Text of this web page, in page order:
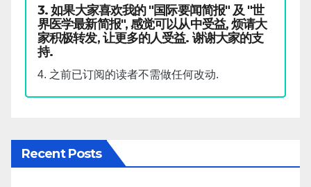
3. 如果大家喜欢我的 "国际要闻简报" 及 "世
界医学最新简报", 感觉可以从中受益, 烦请大
家积极转发, 让更多的人受益. 谢谢大家的支
持.
4. 之前已订阅的读者不需做任何改动.
Recent Posts